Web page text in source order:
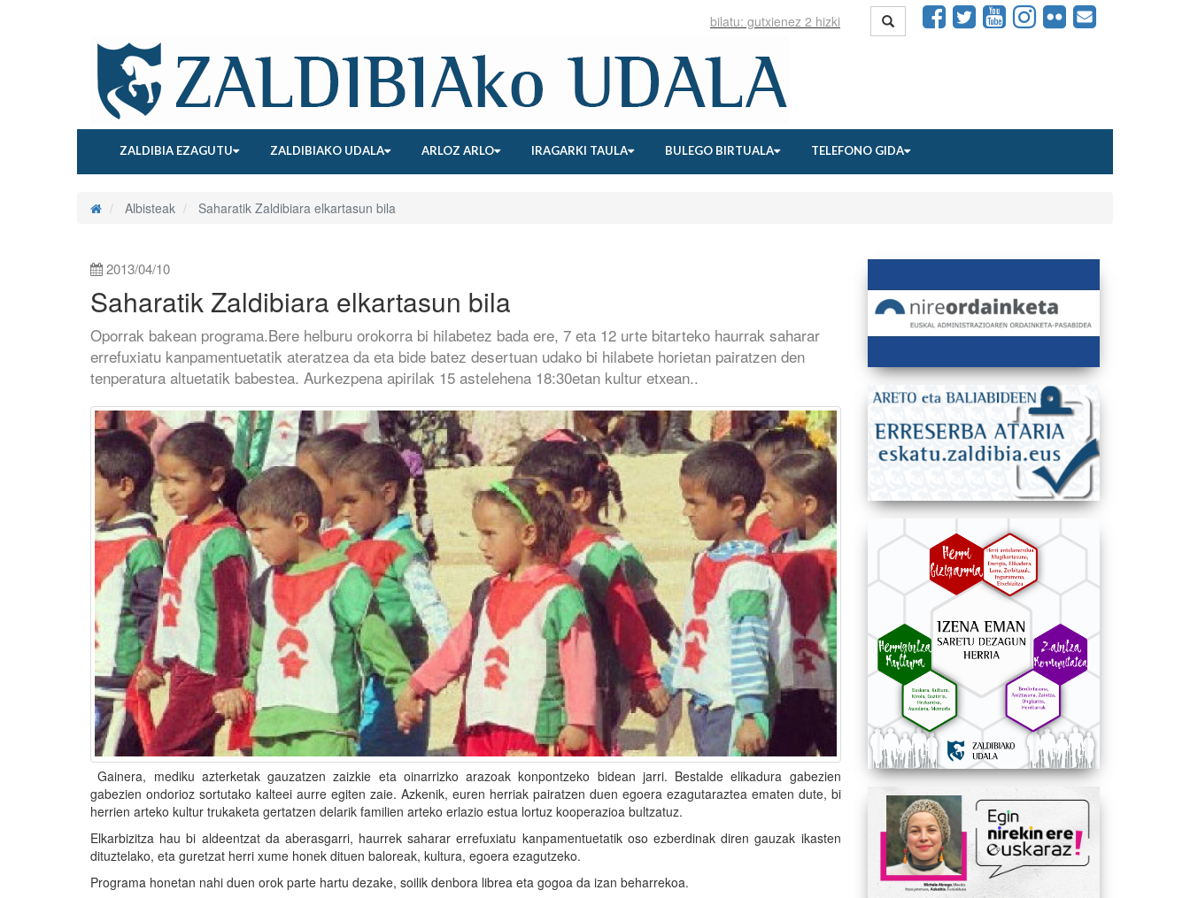
ZALDIBIA EZAGUTU ZALDIBIAKO UDALA ARLOZ ARLO IRAGARKI TAULA BULEGO BIRTUALA TELEFONO GIDA
Albisteak Saharatik Zaldibiara elkartasun bila
2013/04/10
Saharatik Zaldibiara elkartasun bila
Oporrak bakean programa.Bere helburu orokorra bi hilabetez bada ere, 7 eta 12 urte bitarteko haurrak saharar
errefuxiatu kanpamentuetatik ateratzea da eta bide batez desertuan udako bi hilabete horietan pairatzen den
tenperatura altuetatik babestea. Aurkezpena apirilak 15 astelehena 18:30etan kultur etxean..
Gainera, mediku azterketak gauzatzen zaizkie eta oinarrizko arazoak konpontzeko bidean jarri. Bestalde elikadura gabezien
gabezien ondorioz sortutako kalteei aurre egiten zaie. Azkenik, euren herriak pairatzen duen egoera ezagutaraztea ematen dute, bi
herrien arteko kultur trukaketa gertatzen delarik familien arteko erlazio estua lortuz kooperazioa bultzatuz.
Elkarbizitza hau bi aldeentzat da aberasgarri, haurrek saharar errefuxiatu kanpamentuetatik oso ezberdinak diren gauzak ikasten
dituztelako, eta guretzat herri xume honek dituen baloreak, kultura, egoera ezagutzeko.
Programa honetan nahi duen orok parte hartu dezake, soilik denbora librea eta gogoa da izan beharrekoa.